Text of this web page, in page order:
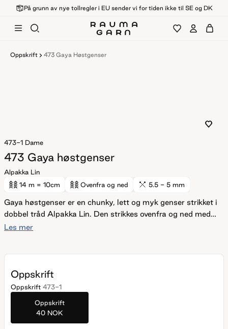
På grunn av nye tollregler i EU sender vi for tiden ikke til SE og DK
Oppskrift 473 Gaya Høstgenser
473-1 Dame
473 Gaya høstgenser
Alpakka Lin
14 m = 10cm Ovenfra og ned 5.5 - 5 mm
Gaya høstgenser er en chunky, lett og myk genser strikket i
dobbel tråd Alpakka Lin. Den strikkes ovenfra og ned med
klassiske raglanøkninger og glattstrikk, og har en ledig
Les mer
Oppskrift
Oppskrift 473-1
Oppskrift
40 NOK